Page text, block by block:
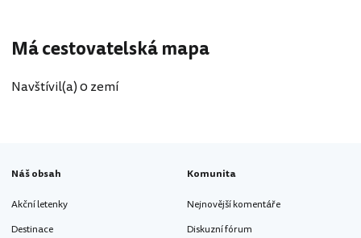
Má cestovatelská mapa
Navštívil(a) 0 zemí
Náš obsah
Akční letenky
Destinace
Komunita
Nejnovější komentáře
Diskuzní fórum